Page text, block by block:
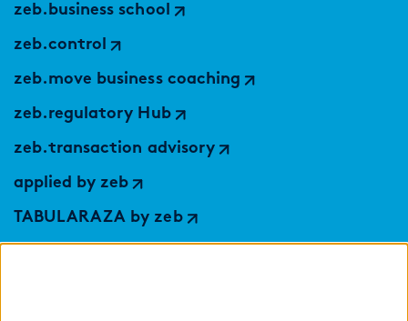
zeb.business school
zeb.control
zeb.move business coaching
zeb.regulatory Hub
zeb.transaction advisory
applied by zeb
TABULARAZA by zeb